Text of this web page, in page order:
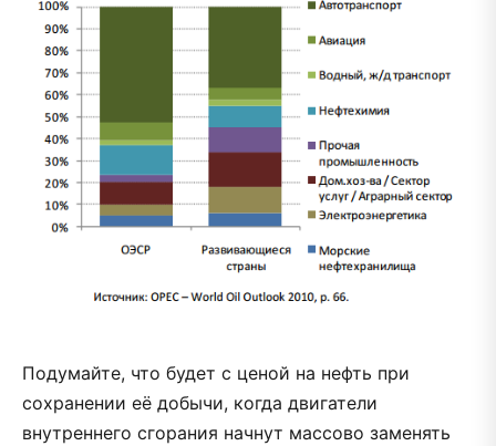
Подумайте, что будет с ценой на нефть при
сохранении её добычи, когда двигатели
внутреннего сгорания начнут массово заменять